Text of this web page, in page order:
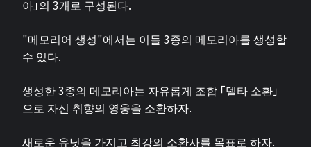
아」의 3개로 구성된다.
"메모리어 생성"에서는 이들 3종의 메모리아를 생성할
수 있다.
생성한 3종의 메모리아는 자유롭게 조합 「델타 소환」
으로 자신 취향의 영웅을 소환하자.
새로운 유닛을 가지고 최강의 소환사를 목표로 하자.